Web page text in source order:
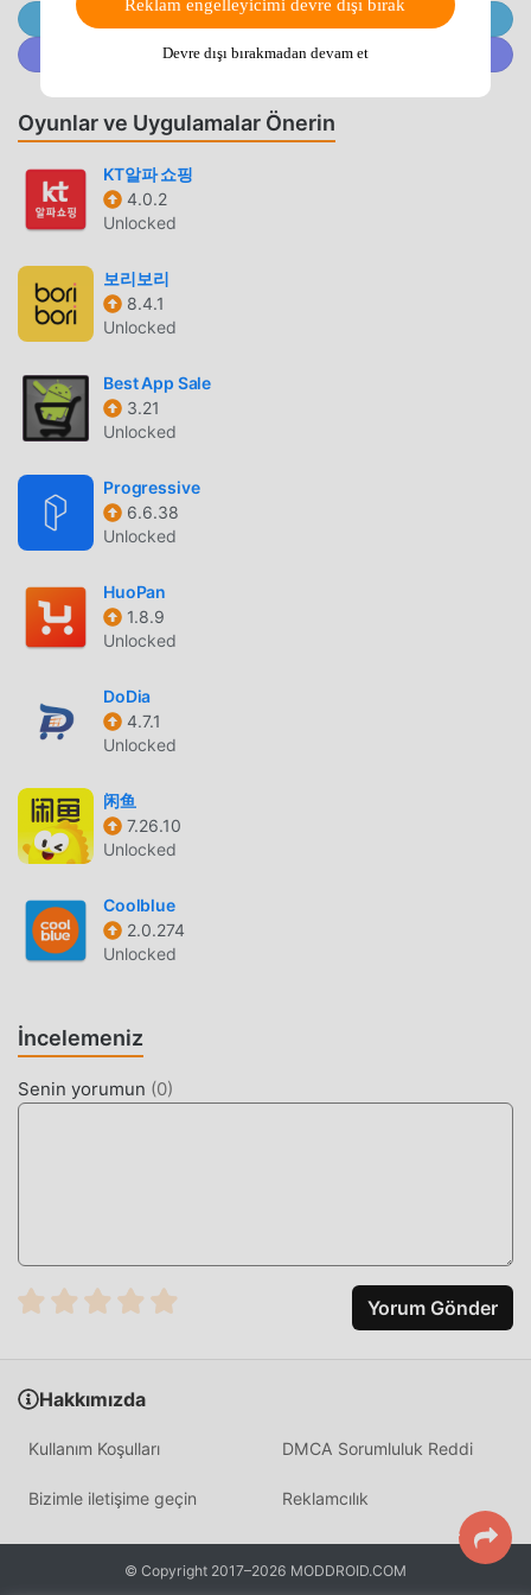
moddroid size sadece The Point 6.3.2 uygulamasının en
son sürümünü ücretsiz olarak sunmakla kalmaz, aynı
zamanda uygulamanın tüm özelliklerini ücretsiz olarak
açmanıza yardımcı olmak için Free modlarını ücretsiz
sağlar. moddroid, tüm The Point modlarının kullanıcılardan
herhangi bir ücret talep etmeyeceğini ve %100 güvenli,
kullanılabilir ve kurulumunun ücretsiz olduğunu vaat
ediyor. Sadece moddroid istemcisini indirin, tek tıklamayla
şimdi moddroid'i indir!
KULLANIŞLI ÖZELLIKLER
The Point Popüler bir shopping uygulaması olarak, güçlü
işlevleri çok sayıda kullanıcıyı kendine çekmiştir.
Geleneksel shopping uygulamalarıyla karşılaştırıldığında,
sağlar. Sadece The Point 6.3.2 indirip kurmanız yeterlidir,
tüm fonksiyonları kolayca deneyimleyebilirsiniz ve
tamamen ücretsizdir! Ayrıca moddroid, hayranların
uygulamada karşılaştıkları mutlulukları paylaşmaları için
shopping uygulamasını da destekler, ne bekliyorsunuz,
EŞSIZ MOD
sağlamakla kalmaz, aynı zamanda mod sürümünü de
ekleyerek size Free ücretsiz fonksiyonlarını sunar, en
yüksek The Point The Point seviyesini
Ayrıca, tüm modlar moddroid tarafından manuel olarak
doğrulanmıştır, %100 ücretsizdir ve kullanılabilir. Şimdi,
istemciye sadece moddroid'i indirmeniz gerekiyor, Free
rahatlığın keyfini çıkarabilirsiniz. !
ŞIMDI İNDIRIN
ücretsiz popüler mod uygulaması vardır. oyna, ne
duruyorsun, hemen indir!
@MODDROID.CO'ya Telegram Kanalında Katılın
@MODDROID.CO'ya Discord Topluluğunda katılın
Oyunlar ve Uygulamalar Önerin
KT알파 쇼핑
4.0.2
Unlocked
보리보리
8.4.1
Unlocked
Best App Sale
3.21
Unlocked
Progressive
6.6.38
Unlocked
HuoPan
1.8.9
Unlocked
DoDia
4.7.1
Unlocked
闲鱼
7.26.10
Unlocked
Coolblue
2.0.274
Unlocked
İncelemeniz
Senin yorumun (0)
Yorum Gönder
Hakkımızda
Kullanım Koşulları DMCA Sorumluluk Reddi
Bizimle iletişime geçin Reklamcılık
© Copyright 2017–2026 MODDROID.COM
Reklam engelleyicimi devre dışı bırak
Devre dışı bırakmadan devam et